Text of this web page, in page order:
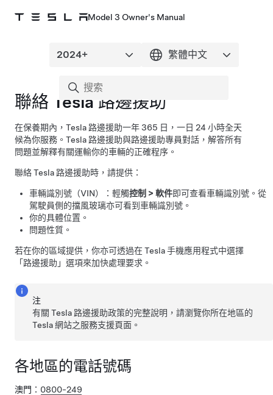
Model 3 Owner's Manual
聯絡 Tesla 路邊援助
在保養期內，Tesla 路邊援助一年 365 日，一日 24 小時全天
候為你服務。Tesla 路邊援助與路邊援助專員對話，解答所有
問題並解釋有關運輸你的車輛的正確程序。
聯絡 Tesla 路邊援助時，請提供：
車輛識別號（VIN）：輕觸控制 > 軟件即可查看車輛識別號。從
駕駛員側的擋風玻璃亦可看到車輛識別號。
你的具體位置。
問題性質。
若在你的區域提供，你亦可透過在 Tesla 手機應用程式中選擇
「路邊援助」選項來加快處理要求。
注
有關 Tesla 路邊援助政策的完整說明，請瀏覽你所在地區的
Tesla 網站之服務支援頁面。
各地區的電話號碼
澳門 ： 0800-249